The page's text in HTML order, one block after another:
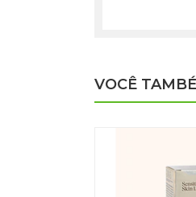
VOCÊ